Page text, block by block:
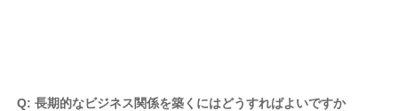
Q: 長期的なビジネス関係を築くにはどうすればよいですか